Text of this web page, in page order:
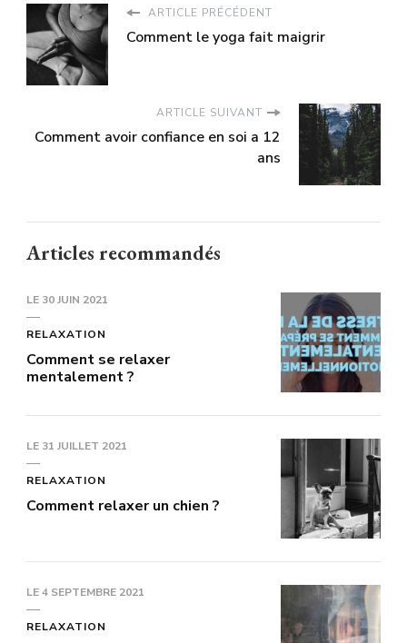
ARTICLE PRÉCÉDENT
Comment le yoga fait maigrir
ARTICLE SUIVANT
Comment avoir confiance en soi a 12
ans
Articles recommandés
LE 30 JUIN 2021
RELAXATION
Comment se relaxer
mentalement ?
LE 31 JUILLET 2021
RELAXATION
Comment relaxer un chien ?
LE4 SEPTEMBRE 2021
RELAXATION